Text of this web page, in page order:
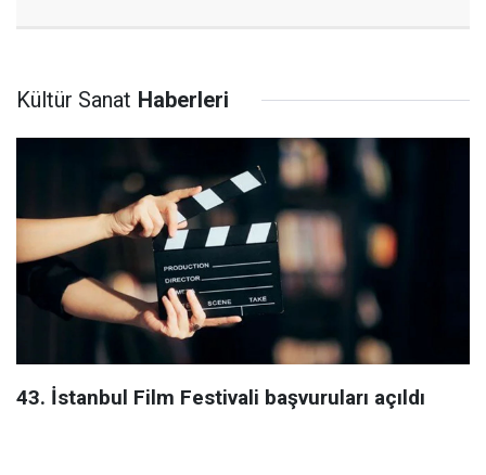
Kültür Sanat Haberleri
43. İstanbul Film Festivali başvuruları açıldı